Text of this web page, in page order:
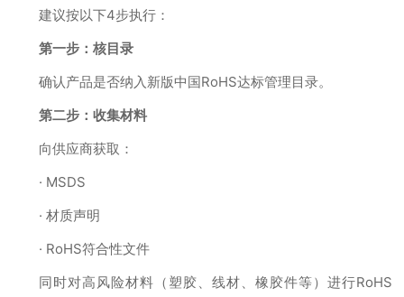
建议按以下4步执行：
第一步：核目录
确认产品是否纳入新版中国RoHS达标管理目录。
第二步：收集材料
向供应商获取：
· MSDS
· 材质声明
· RoHS符合性文件
同时对高风险材料（塑胶、线材、橡胶件等）进行RoHS